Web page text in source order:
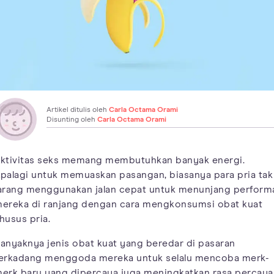
Artikel ditulis oleh Carla Octama Orami
Disunting oleh Carla Octama Orami
seks memang membutuhkan banyak energi.
untuk memuaskan pasangan, biasanya para pria tak
menggunakan jalan cepat untuk menunjang
di ranjang dengan cara mengkonsumsi obat kuat
pria.
jenis obat kuat yang beredar di pasaran
menggoda mereka untuk selalu mencoba merk-